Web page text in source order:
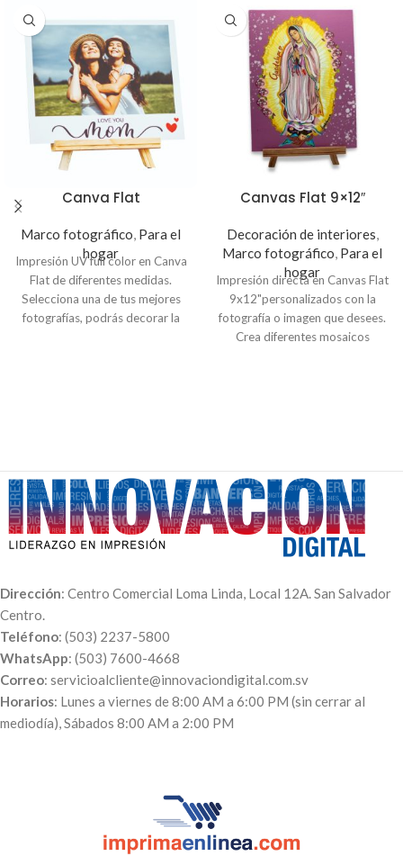
Canva Flat
Marco fotográfico, Para el
hogar
Impresión UV full color en Canva
Flat de diferentes medidas.
Selecciona una de tus mejores
fotografías, podrás decorar la
7600-4668. Puedes realizar el
pago a través de nuestra página
web para poder procesar tu
orden. A tu correo te enviaremos
el comprobante de pago, el
Canvas Flat 9×12″
Decoración de interiores,
Marco fotográfico, Para el
hogar
Impresión directa en Canvas Flat
9x12"personalizados con la
fotografía o imagen que desees.
Crea diferentes mosaicos
Dirección: Centro Comercial Loma Linda, Local 12A. San Salvador
Centro.
Teléfono: (503) 2237-5800
WhatsApp: (503) 7600-4668
Correo: servicioalcliente@innovaciondigital.com.sv
Horarios: Lunes a viernes de 8:00 AM a 6:00 PM (sin cerrar al
mediodía), Sábados 8:00 AM a 2:00 PM